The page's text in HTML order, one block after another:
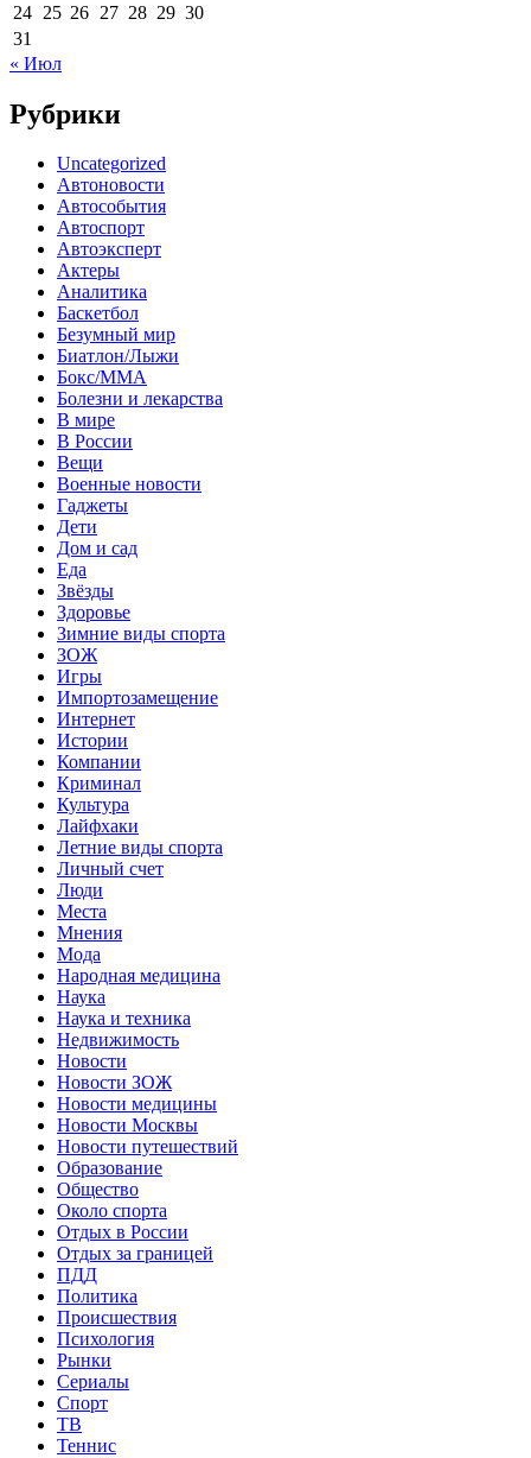
24 25 26 27 28 29 30
31
« Июл
Рубрики
Uncategorized
Автоновости
Автособытия
Автоспорт
Автоэксперт
Актеры
Аналитика
Баскетбол
Безумный мир
Биатлон/Лыжи
Бокс/MMA
Болезни и лекарства
В мире
В России
Вещи
Военные новости
Гаджеты
Дети
Дом и сад
Еда
Звёзды
Здоровье
Зимние виды спорта
ЗОЖ
Игры
Импортозамещение
Интернет
Истории
Компании
Криминал
Культура
Лайфхаки
Летние виды спорта
Личный счет
Люди
Места
Мнения
Мода
Народная медицина
Наука
Наука и техника
Недвижимость
Новости
Новости ЗОЖ
Новости медицины
Новости Москвы
Новости путешествий
Образование
Общество
Около спорта
Отдых в России
Отдых за границей
ПДД
Политика
Происшествия
Психология
Рынки
Сериалы
Спорт
ТВ
Теннис